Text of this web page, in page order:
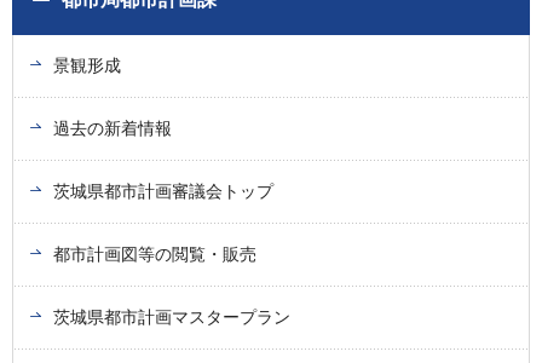
景観形成
過去の新着情報
茨城県都市計画審議会トップ
都市計画図等の閲覧・販売
茨城県都市計画マスタープラン